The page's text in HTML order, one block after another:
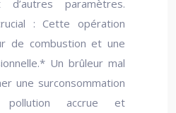
paramètres.
: Cette opération
de combustion et une
Un brûleur mal
une surconsommation
accrue et